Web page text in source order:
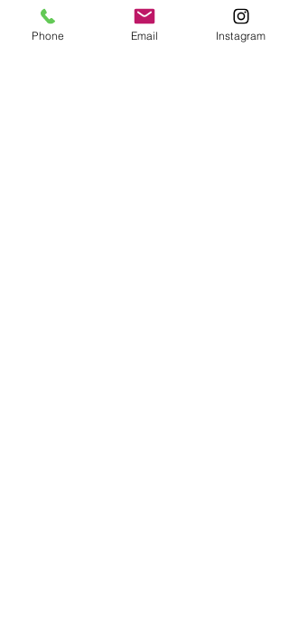
Mehr erfahren
Phone Email Instagram